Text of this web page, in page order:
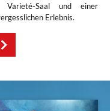
Varieté-Saal und einer
Erlebnis.